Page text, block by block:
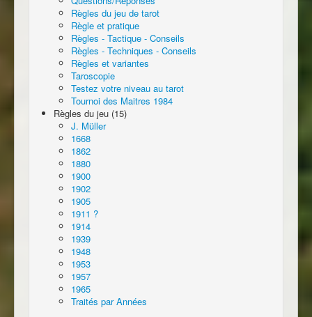
Règles du jeu de tarot
Règle et pratique
Règles - Tactique - Conseils
Règles - Techniques - Conseils
Règles et variantes
Taroscopie
Testez votre niveau au tarot
Tournoi des Maitres 1984
Règles du jeu (15)
J. Müller
1668
1862
1880
1900
1902
1905
1911 ?
1914
1939
1948
1953
1957
1965
Traités par Années